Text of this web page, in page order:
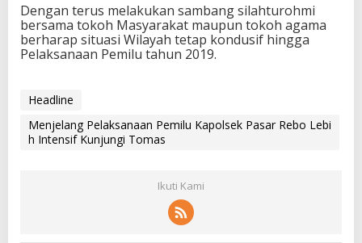
Dengan terus melakukan sambang silahturohmi
bersama tokoh Masyarakat maupun tokoh agama
berharap situasi Wilayah tetap kondusif hingga
Pelaksanaan Pemilu tahun 2019.
Headline
Menjelang Pelaksanaan Pemilu Kapolsek Pasar Rebo Lebi
h Intensif Kunjungi Tomas
Ikuti Kami